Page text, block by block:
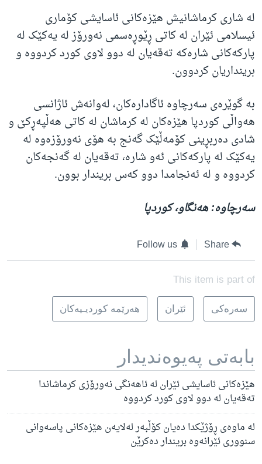
لە شاری کرماشانیش هێزەکانی ئاسایشی کۆماری
ئیسلامی ئێران لە کاتی ڕێوڕەسمی نەورۆز لە یەکێک لە
پارکەکانی شارەکە تەقەیان لە دوو لاوی کورد کردووە و
برینداریان کردوون.
بە گوێرەی سەرچاوە ئاگادارەکان، لەوانەش ئاژانسی
هەواڵی کوردپا هێزەکان لە کرماشان لە کاتی هەڵپەڕکێ و
شادی دەربڕینی کۆمەڵێک گەنج بە هۆی نەورۆزەوە لە
یەکێک لە پارکەکانی ئەو شارە، تەقەیان لە گەنجەکان
کردووە و لە ئەنجامدا دوو کەس بریندار بوون.
سەرچاوە: هەنگاو، کوردپا
Share
Follow us
This item is part of
سه‌ره‌کی ئێران هه‌رێمه‌ کوردیـیه‌کان
بابه‌تی په‌یوه‌ندیدار
هێزەکانی ئاسایشی ئێران لە ئاهەنگی نەورۆزی کرماشاندا
تەقەیان لە دوو لاوی کورد کردووە
لە ماوەی ڕۆژێکدا دەیان کۆڵبەر لەلایەن هێزەکانی پاسەوانی
سنووری ئێرانەوە بریندار دەکرێن